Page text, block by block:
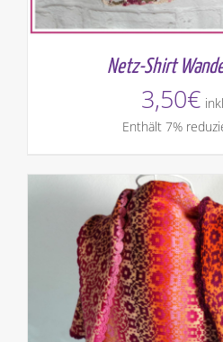
Netz-Shirt
3,50€
Enthält 7%